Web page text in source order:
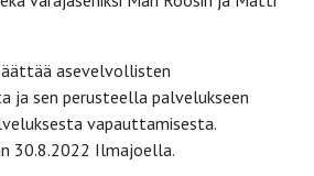
asevelvollisten
ja sen perusteella palvelukseen
vapauttamisesta.
30.8.2022 Ilmajoella.